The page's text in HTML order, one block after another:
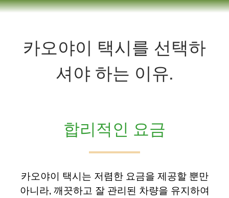
카오야이 택시를 선택하
셔야 하는 이유.
합리적인 요금
카오야이 택시는 저렴한 요금을 제공할 뿐만
아니라, 깨끗하고 잘 관리된 차량을 유지하여